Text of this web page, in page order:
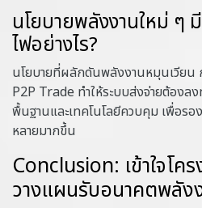
นโยบายพลังงานใหม่ ๆ
ไฟอย่างไร?
นโยบายที่ผลักดันพลังงานหมุนเวียน
P2P Trade ทำให้ระบบส่งจ่ายต้องล
พื้นฐานและเทคโนโลยีควบคุม เพื่อร
หลายมากขึ้น
Conclusion: เข้าใจโค
วางแผนรับอนาคตพลัง